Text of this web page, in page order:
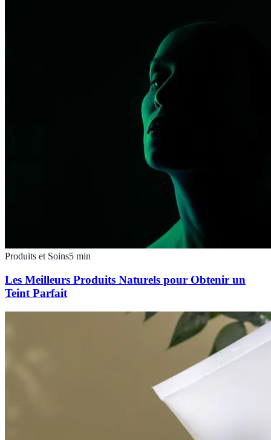
Produits et Soins5 min
Les Meilleurs Produits Naturels pour Obtenir un
Teint Parfait